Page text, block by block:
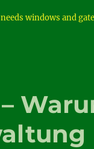
windows and